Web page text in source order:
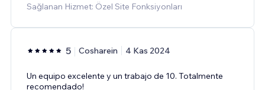
Sağlanan Hizmet: Özel Site Fonksiyonları
5 Cosharein 4 Kas 2024
Un equipo excelente y un trabajo de 10. Totalmente
recomendado!